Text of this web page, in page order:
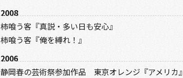
2008
柿喰う客『真説・多い日も安心』
柿喰う客『俺を縛れ！』
2006
静岡春の芸術祭参加作品 東京オレンジ『アメリカ